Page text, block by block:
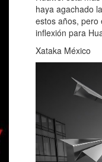
haya agachado
estos años, pero
inflexión para
Xataka México